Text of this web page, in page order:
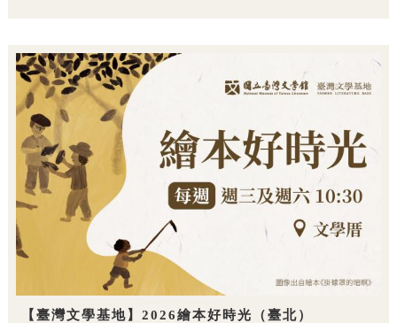
【臺灣文學基地】2026繪本好時光（臺北）